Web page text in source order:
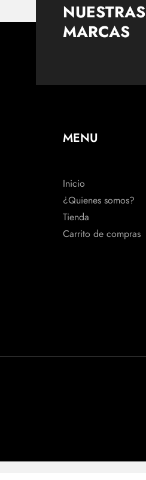
NUESTRAS
MARCAS
MENU
Inicio
¿Quienes somos?
Tienda
Carrito de compras